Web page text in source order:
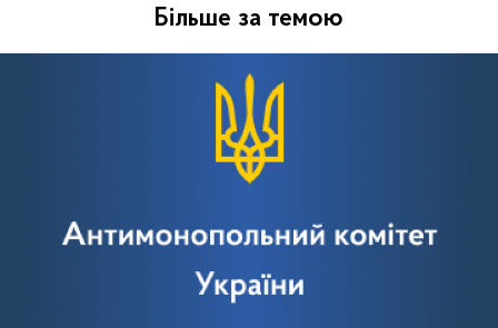
Більше за темою